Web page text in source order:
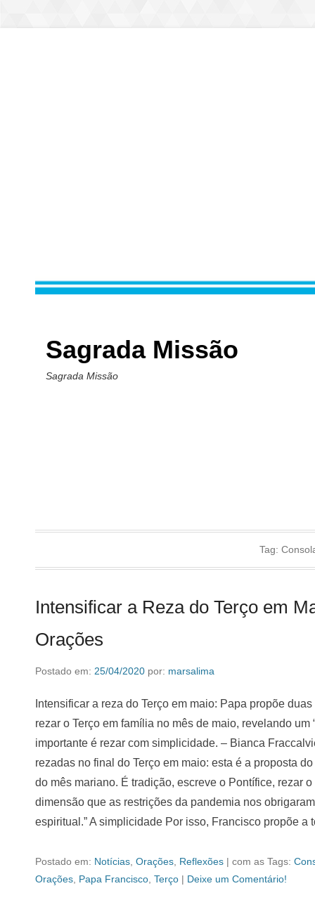
Sagrada Missão
Sagrada Missão
Tag:
Intensificar a Reza do Terço em
Orações
Postado em: 25/04/2020 por: marsalima
Intensificar a reza do Terço em maio: Papa propõe
rezar o Terço em família no mês de maio, revelando um
importante é rezar com simplicidade. – Bianca
rezadas no final do Terço em maio: esta é a proposta
do mês mariano. É tradição, escreve o Pontífice, rezar
dimensão que as restrições da pandemia nos
espiritual.” A simplicidade Por isso, Francisco propõe
Postado em: Notícias Orações Reflexões | com as Tags:
Orações Papa Francisco Terço | Deixe um Comentário!